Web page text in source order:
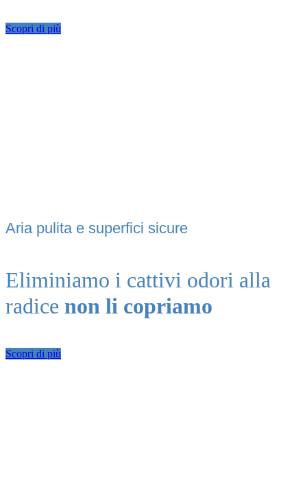
Scopri di più
Aria pulita e superfici sicure
Eliminiamo i cattivi odori alla
radice non li copriamo
Scopri di più